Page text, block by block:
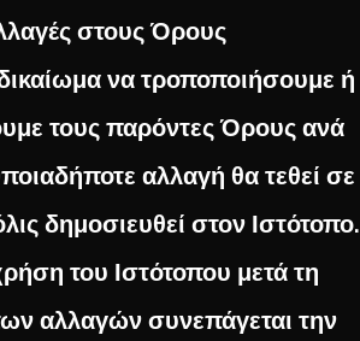
στους Όρους
να τροποποιήσουμε ή
τους παρόντες Όρους ανά
αλλαγή θα τεθεί σε
δημοσιευθεί στον Ιστότοπο.
του Ιστότοπου μετά τη
αλλαγών συνεπάγεται την